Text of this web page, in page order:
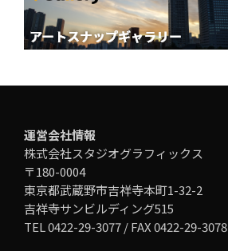
運営会社情報
株式会社スタジオグラフィックス
〒180-0004
東京都武蔵野市吉祥寺本町1-32-2
吉祥寺サンビルディング515
TEL 0422-29-3077 / FAX 0422-29-3078